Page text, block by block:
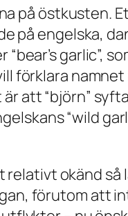
på östkusten.
på engelska,
garlic”,
förklara
att “björn”
“wild
relativt okänd
förutom att